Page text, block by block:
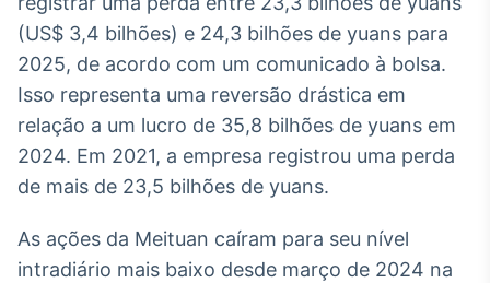
conteúdos
personalizados
Soluções de Dados
e Conteúdos
Broadcast
OTC
Plataforma para
negociação de
(US$ 3,4 bilhões) e 24,3 bilhões de yuans para
2025, de acordo com um comunicado à bolsa.
Isso representa uma reversão drástica em
relação a um lucro de 35,8 bilhões de yuans em
2024. Em 2021, a empresa registrou uma perda
de mais de 23,5 bilhões de yuans.
As ações da Meituan caíram para seu nível
intradiário mais baixo desde março de 2024 na